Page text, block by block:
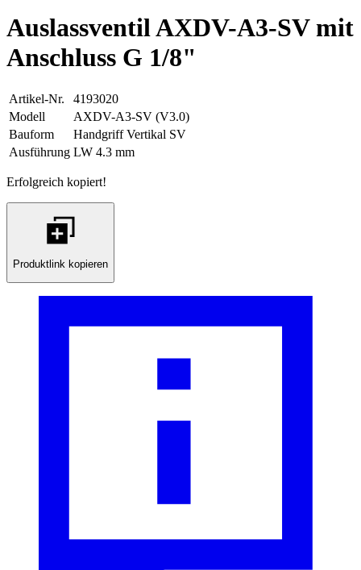
Auslassventil AXDV-A3-SV mit
Anschluss G 1/8"
Artikel-Nr.
4193020
Modell
AXDV-A3-SV (V3.0)
Bauform
Handgriff Vertikal SV
Ausführung LW 4.3 mm
Erfolgreich kopiert!
Produktlink kopieren